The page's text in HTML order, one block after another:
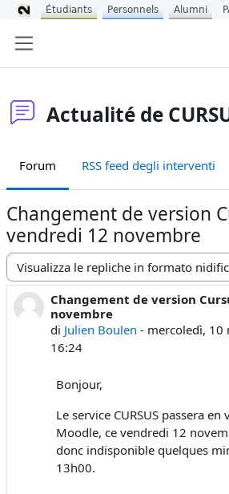
Actualité de
Forum RSS feed degli interventi
Changement de version
vendredi 12 novembre
Modalità visualizzazione
Changement de version
novembre
di Julien Boulen - mercoledì, 10
16:24
Numero di risposte: 0
Bonjour,
Le service CURSUS passera
Moodle, ce vendredi 12
donc indisponible quelques
13h00.
Étudiants Personnels Alumni